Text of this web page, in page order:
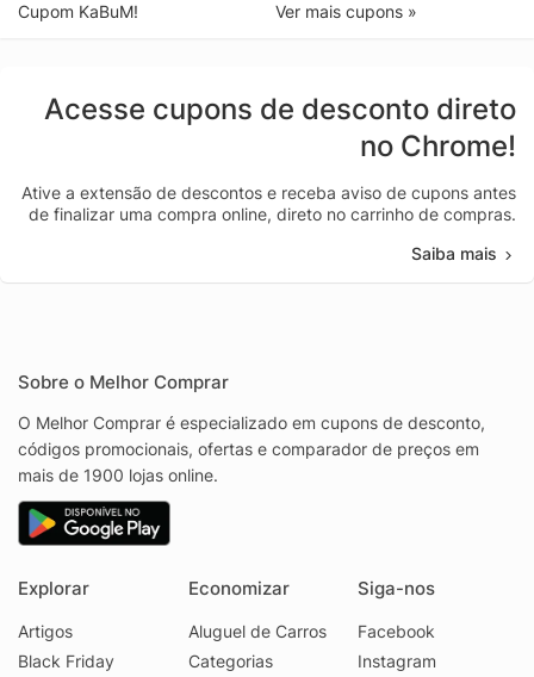
Cupom KaBuM!
Ver mais cupons »
Acesse cupons de desconto direto
no Chrome!
Ative a extensão de descontos e receba aviso de cupons antes
de finalizar uma compra online, direto no carrinho de compras.
Saiba mais
Sobre o Melhor Comprar
O Melhor Comprar é especializado em cupons de desconto,
códigos promocionais, ofertas e comparador de preços em
mais de 1900 lojas online.
Explorar
Artigos
Black Friday
Economizar
Aluguel de Carros
Categorias
Siga-nos
Facebook
Instagram